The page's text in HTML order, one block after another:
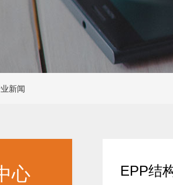
新闻
心 EPP结